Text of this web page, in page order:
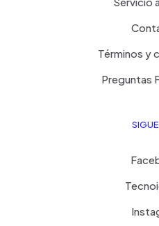
Términos y
Preguntas